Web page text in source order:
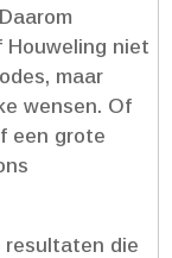
Houweling niet
maar
wensen.​ Of
een grote
resultaten die